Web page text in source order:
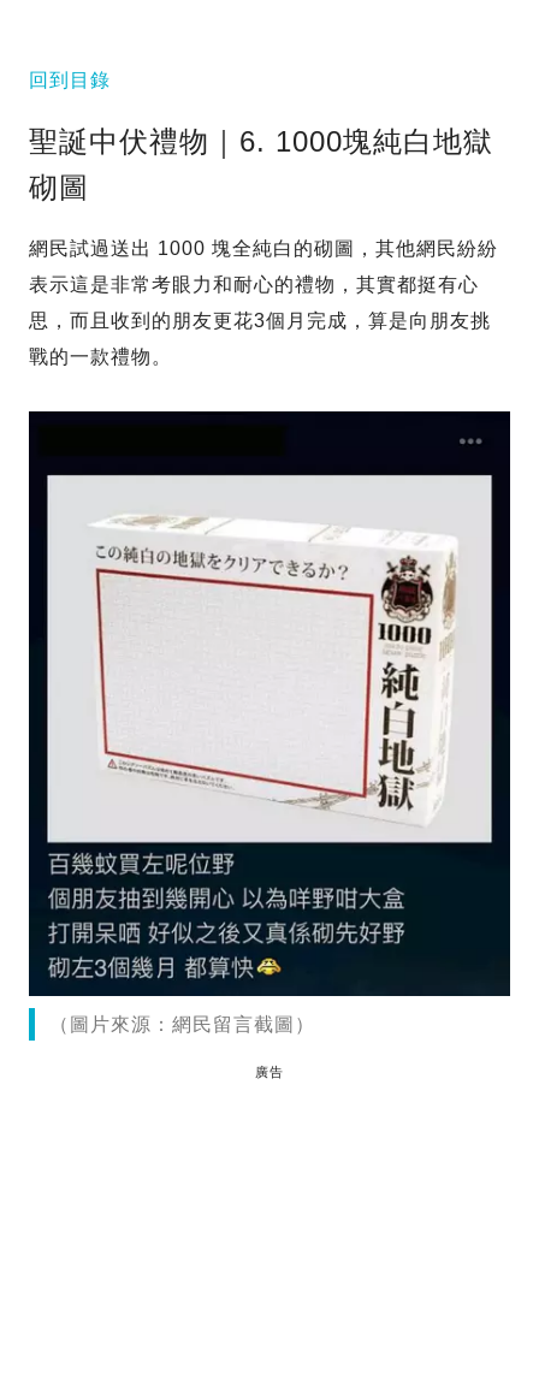
回到目錄
聖誕中伏禮物｜6. 1000塊純白地獄
砌圖
網民試過送出 1000 塊全純白的砌圖，其他網民紛紛
表示這是非常考眼力和耐心的禮物，其實都挺有心
思，而且收到的朋友更花3個月完成，算是向朋友挑
戰的一款禮物。
（圖片來源：網民留言截圖）
廣告